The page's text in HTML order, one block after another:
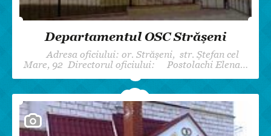
Departamentul OSC Strășeni
Adresa oficiului: or. Strășeni, str. Ștefan cel
Mare, 92 Directorul oficiului: Postolachi Elena…